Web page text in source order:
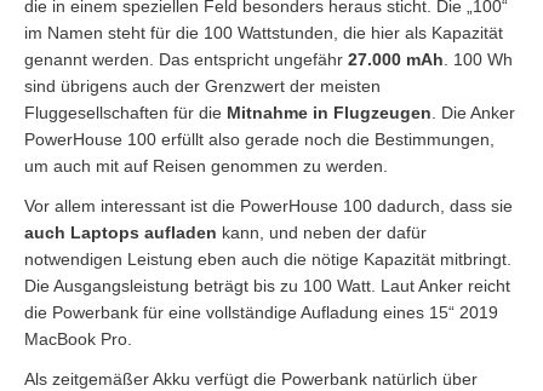
die in einem speziellen Feld besonders heraus sticht. Die „100“
im Namen steht für die 100 Wattstunden, die hier als Kapazität
genannt werden. Das entspricht ungefähr 27.000 mAh . 100 Wh
sind übrigens auch der Grenzwert der meisten
Fluggesellschaften für die Mitnahme in Flugzeugen . Die Anker
PowerHouse 100 erfüllt also gerade noch die Bestimmungen,
um auch mit auf Reisen genommen zu werden.
Vor allem interessant ist die PowerHouse 100 dadurch, dass sie
auch Laptops aufladen kann, und neben der dafür
notwendigen Leistung eben auch die nötige Kapazität mitbringt.
Die Ausgangsleistung beträgt bis zu 100 Watt. Laut Anker reicht
die Powerbank für eine vollständige Aufladung eines 15“ 2019
MacBook Pro.
Als zeitgemäßer Akku verfügt die Powerbank natürlich über